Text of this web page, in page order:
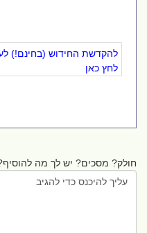
להקדשת החידוש (בחינם!)
לחץ כאן
חולק? מסכים? יש לך מה להוסיף?